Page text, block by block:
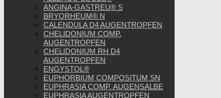
ANGINA-GASTREU® S
BRYORHEUM® N
CALENDULA D4 AUGENTROPFEN
CHELIDONIUM COMP.
AUGENTROPFEN
CHELIDONIUM RH D4
AUGENTROPFEN
ENGYSTOL®
EUPHORBIUM COMPOSITUM SN
EUPHRASIA COMP. AUGENSALBE
EUPHRASIA AUGENTROPFEN